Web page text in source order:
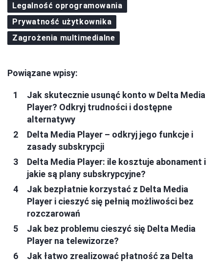
Legalność oprogramowania
Prywatność użytkownika
Zagrożenia multimedialne
Powiązane wpisy:
Jak skutecznie usunąć konto w Delta Media
Player? Odkryj trudności i dostępne
alternatywy
Delta Media Player – odkryj jego funkcje i
zasady subskrypcji
Delta Media Player: ile kosztuje abonament i
jakie są plany subskrypcyjne?
Jak bezpłatnie korzystać z Delta Media
Player i cieszyć się pełnią możliwości bez
rozczarowań
Jak bez problemu cieszyć się Delta Media
Player na telewizorze?
Jak łatwo zrealizować płatność za Delta